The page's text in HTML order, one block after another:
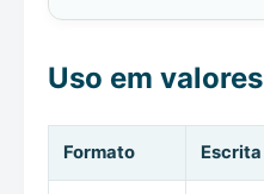
Uso em valores
Formato Escrita